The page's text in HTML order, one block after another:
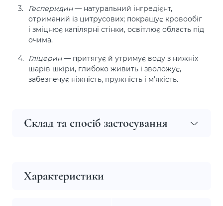
Гесперидин— натуральний інгредієнт,
отриманий із цитрусових; покращує кровообіг
і зміцнює капілярні стінки, освітлює область під
очима.
Гліцерин— притягує й утримує воду з нижніх
шарів шкіри, глибоко живить і зволожує,
забезпечує ніжність, пружність і м’якість.
Склад та спосіб застосування
Характеристики